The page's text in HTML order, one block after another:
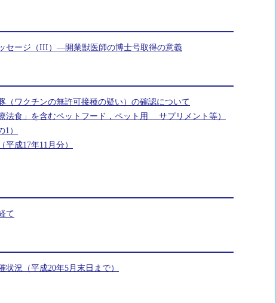
セージ（III）―開業獣医師の博士号取得の意義
（ワクチンの無許可接種の疑い）の確認について
法食」を含むペットフード，ペット用 サプリメント等）
）
成17年11月分）
て
況（平成20年5月末日まで）